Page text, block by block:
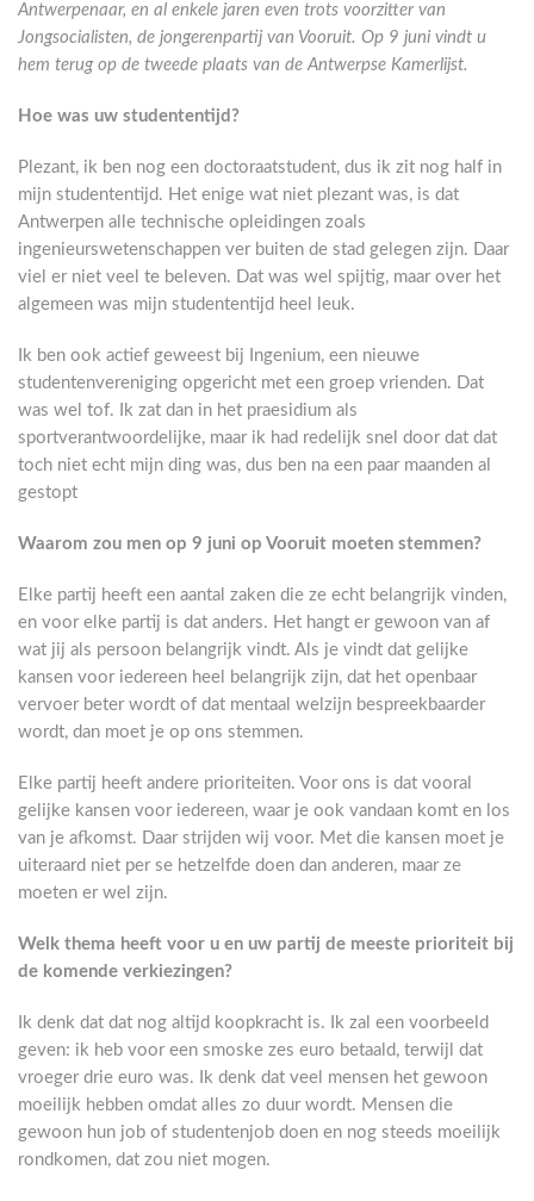
Antwerpenaar, en al enkele jaren even trots voorzitter van
Jongsocialisten, de jongerenpartij van Vooruit. Op 9 juni vindt u
hem terug op de tweede plaats van de Antwerpse Kamerlijst.
Hoe was uw studententijd?
Plezant, ik ben nog een doctoraatstudent, dus ik zit nog half in
mijn studententijd. Het enige wat niet plezant was, is dat
Antwerpen alle technische opleidingen zoals
ingenieurswetenschappen ver buiten de stad gelegen zijn. Daar
viel er niet veel te beleven. Dat was wel spijtig, maar over het
algemeen was mijn studententijd heel leuk.
Ik ben ook actief geweest bij Ingenium, een nieuwe
studentenvereniging opgericht met een groep vrienden. Dat
was wel tof. Ik zat dan in het praesidium als
sportverantwoordelijke, maar ik had redelijk snel door dat dat
toch niet echt mijn ding was, dus ben na een paar maanden al
gestopt
Waarom zou men op 9 juni op Vooruit moeten stemmen?
Elke partij heeft een aantal zaken die ze echt belangrijk vinden,
en voor elke partij is dat anders. Het hangt er gewoon van af
wat jij als persoon belangrijk vindt. Als je vindt dat gelijke
kansen voor iedereen heel belangrijk zijn, dat het openbaar
vervoer beter wordt of dat mentaal welzijn bespreekbaarder
wordt, dan moet je op ons stemmen.
Elke partij heeft andere prioriteiten. Voor ons is dat vooral
gelijke kansen voor iedereen, waar je ook vandaan komt en los
van je afkomst. Daar strijden wij voor. Met die kansen moet je
uiteraard niet per se hetzelfde doen dan anderen, maar ze
moeten er wel zijn.
Welk thema heeft voor u en uw partij de meeste prioriteit bij
de komende verkiezingen?
Ik denk dat dat nog altijd koopkracht is. Ik zal een voorbeeld
geven: ik heb voor een smoske zes euro betaald, terwijl dat
vroeger drie euro was. Ik denk dat veel mensen het gewoon
moeilijk hebben omdat alles zo duur wordt. Mensen die
gewoon hun job of studentenjob doen en nog steeds moeilijk
rondkomen, dat zou niet mogen.